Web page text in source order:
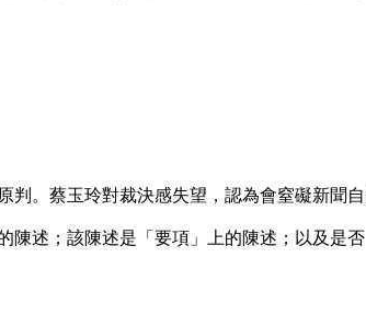
。蔡玉玲對裁決感失望，認為會窒礙新聞自
述；該陳述是「要項」上的陳述；以及是